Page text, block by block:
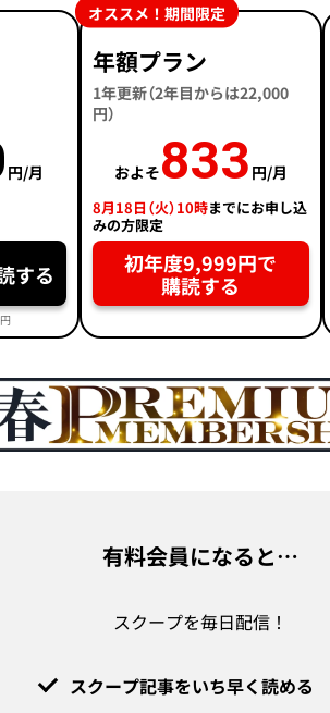
円/月
する
年額プラン
1年更新（2年目からは22,000
円）
およそ833 円/月
8月18日（火）10時までにお申し込
みの方限定
初年度9,999円で
購読する
オススメ！期間限定
有料会員になると…
スクープを毎日配信！
スクープ記事をいち早く読める